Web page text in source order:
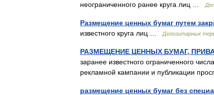
неограниченного ранее круга лиц …
Размещение ценных бумаг путем
известного круга лиц …
Депозитарных
РАЗМЕЩЕНИЕ ЦЕННЫХ БУМАГ,
заранее известного ограниченного
рекламной кампании и публикации
размещение ценных бумаг без